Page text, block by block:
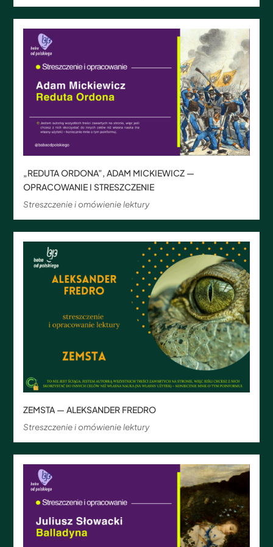
„REDUTA ORDONA”, ADAM MICKIEWICZ —
OPRACOWANIE I STRESZCZENIE
Streszczenie i omówienie lektury
ZEMSTA — ALEKSANDER FREDRO
Streszczenie i omówienie lektury